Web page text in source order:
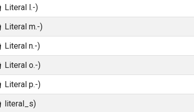
Carpeta
Literal l.-)
Carpeta
Literal m.-)
Carpeta
Literal n.-)
Carpeta
Literal o.-)
Carpeta
Literal p.-)
Carpeta
literal_s)